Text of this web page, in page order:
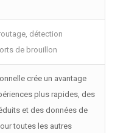
détection
de brouillon
crée un avantage
plus rapides, des
et des données de
toutes les autres